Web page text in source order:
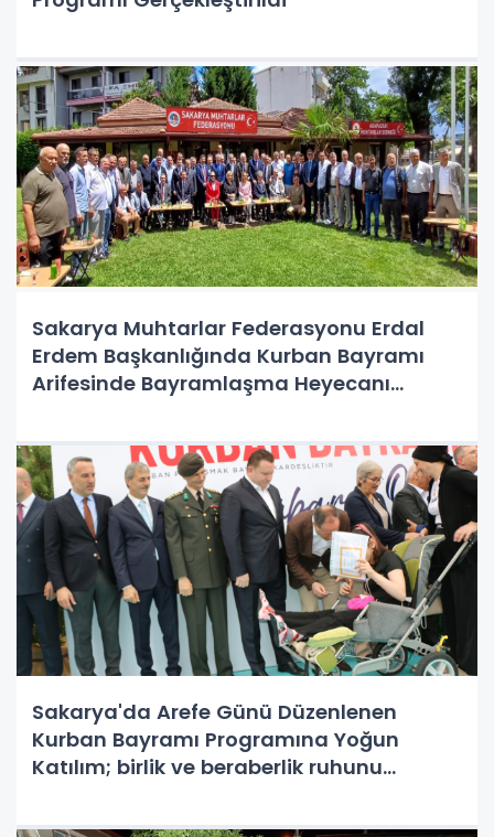
Sakarya Muhtarlar Federasyonu Erdal
Erdem Başkanlığında Kurban Bayramı
Arifesinde Bayramlaşma Heyecanı
Sakarya'da Arefe Günü Düzenlenen
Kurban Bayramı Programına Yoğun
Katılım; birlik ve beraberlik ruhunu